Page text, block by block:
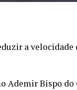
a
Ademir Bispo do